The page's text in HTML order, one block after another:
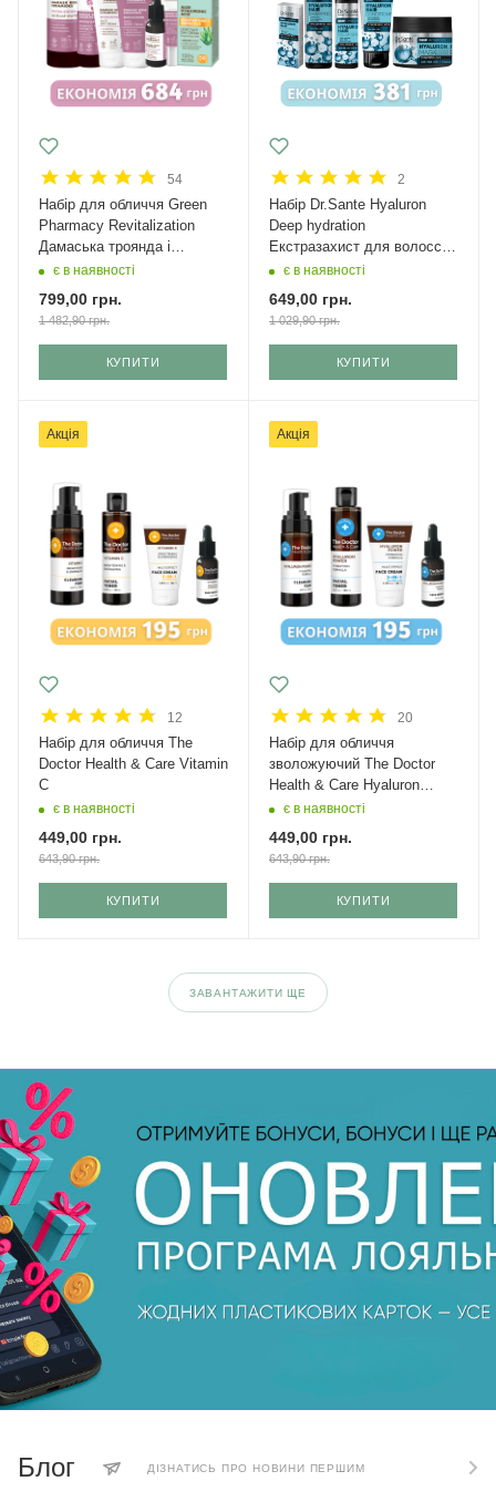
54
Набір для обличчя Green
Рharmacy Revitalization
Дамаська троянда і
кераміди + крем з SPF 50
є в наявності
799,00 грн.
1 482,90грн.
КУПИТИ
2
Набір Dr.Sante Hyaluron
Deep hydration
Екстразахист для волосся
Мініє в наявності
649,00 грн.
1 029,90грн.
КУПИТИ
Акція
12
Набір для обличчя The
Doctor Health & Care Vitamin
C
є в наявності
449,00 грн.
643,90грн.
КУПИТИ
Акція
20
Набір для обличчя
зволожуючий The Doctor
Health & Care Hyaluron
power
є в наявності
449,00 грн.
643,90грн.
КУПИТИ
ЗАВАНТАЖИТИ ЩЕ
Блог ДІЗНАТИСЬ ПРО НОВИНИ ПЕРШИМ